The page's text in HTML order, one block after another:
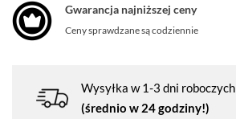
Gwarancja najniższej ceny
Ceny sprawdzane są codziennie
Wysyłka w 1-3 dni roboczych
(średnio w 24 godziny!)